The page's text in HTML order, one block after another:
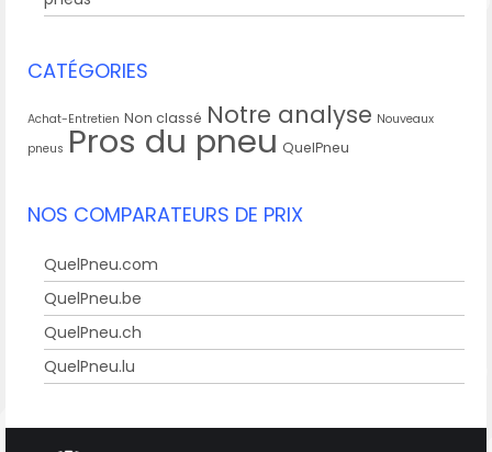
CATÉGORIES
Achat-Entretien Non classé Notre analyse Nouveaux
pneus Pros du pneu QuelPneu
NOS COMPARATEURS DE PRIX
QuelPneu.com
QuelPneu.be
QuelPneu.ch
QuelPneu.lu